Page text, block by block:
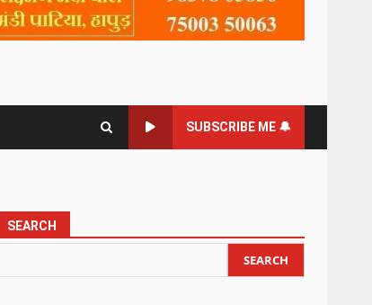
SUBSCRIBE ME 🔔
SEARCH
SEARCH